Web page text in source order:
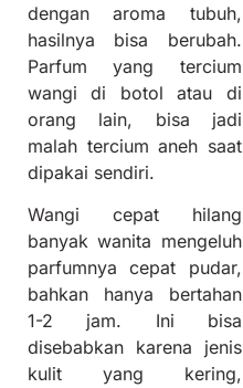
dengan aroma tubuh,
hasilnya bisa berubah.
Parfum yang tercium
wangi di botol atau di
orang lain, bisa jadi
malah tercium aneh saat
dipakai sendiri.
Wangi cepat hilang
banyak wanita mengeluh
parfumnya cepat pudar,
bahkan hanya bertahan
1-2 jam. Ini bisa
disebabkan karena jenis
kulit yang kering,